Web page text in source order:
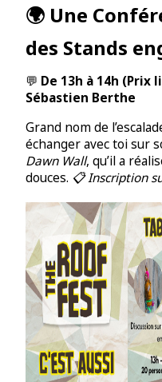
🌍 Une
des Stands
💬 De 13h à 14h (Prix
Sébastien Berthe
Grand nom de
échanger avec toi sur
Dawn Wall, qu’il a
douces. 📋 Inscription